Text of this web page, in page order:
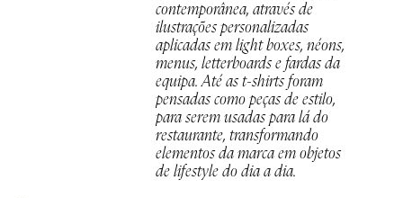
contemporânea, através de
ilustrações personalizadas
aplicadas em light boxes, néons,
menus, letterboards e fardas da
equipa. Até as t-shirts foram
pensadas como peças de estilo,
para serem usadas para lá do
restaurante, transformando
elementos da marca em objetos
de lifestyle do dia a dia.